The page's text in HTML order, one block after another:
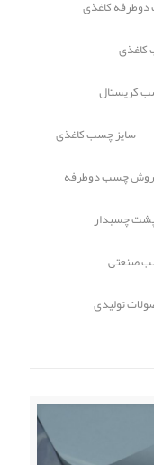
کاغذی
کریستال
سایز چسب کاغذی
چسب دوطرفه
چسبدار
صنعتی
تولیدی